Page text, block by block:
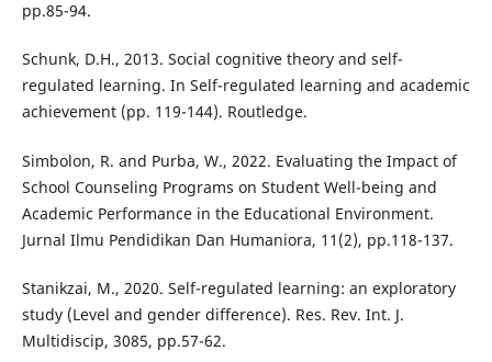
pp.85-94.
Schunk, D.H., 2013. Social cognitive theory and self-
regulated learning. In Self-regulated learning and academic
achievement (pp. 119-144). Routledge.
Simbolon, R. and Purba, W., 2022. Evaluating the Impact of
School Counseling Programs on Student Well-being and
Academic Performance in the Educational Environment.
Jurnal Ilmu Pendidikan Dan Humaniora, 11(2), pp.118-137.
Stanikzai, M., 2020. Self-regulated learning: an exploratory
study (Level and gender difference). Res. Rev. Int. J.
Multidiscip, 3085, pp.57-62.